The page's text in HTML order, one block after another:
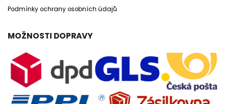
Podmínky ochrany osobních údajů
MOŽNOSTI DOPRAVY